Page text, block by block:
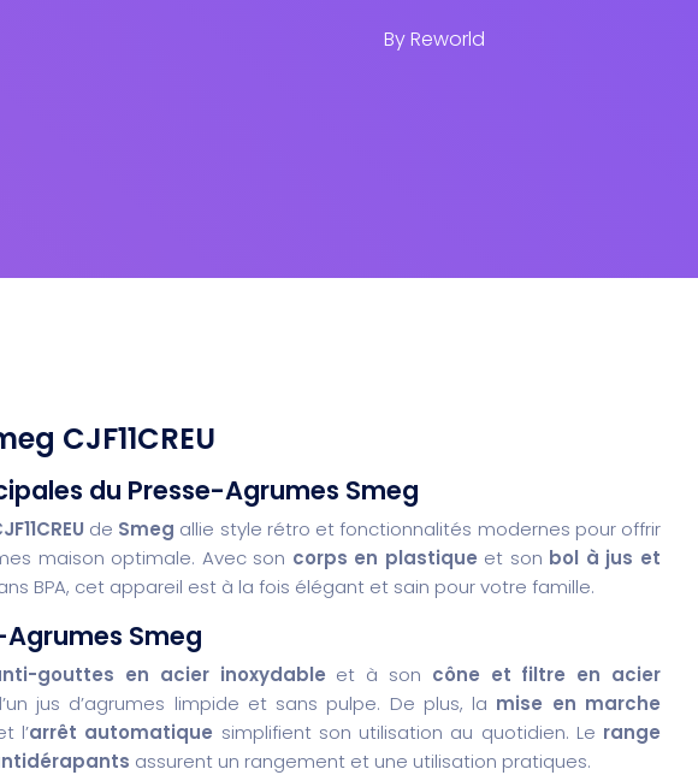
ByReworld
CJF11CREU
du Presse-Agrumes Smeg
de Smeg allie style rétro et fonctionnalités modernes pour offrir
maison optimale. Avec son corps en plastique et son bol à jus et
BPA, cet appareil est à la fois élégant et sain pour votre famille.
Smeg
gouttes en acier inoxydable et à son cône et filtre en acier
jus d’agrumes limpide et sans pulpe. De plus, la mise en marche
l’arrêt automatique simplifient son utilisation au quotidien. Le range
assurent un rangement et une utilisation pratiques.